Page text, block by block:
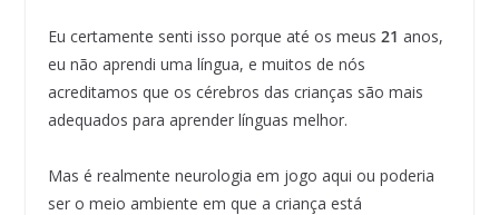
Eu certamente senti isso porque até os meus 21 anos,
eu não aprendi uma língua, e muitos de nós
acreditamos que os cérebros das crianças são mais
adequados para aprender línguas melhor.
Mas é realmente neurologia em jogo aqui ou poderia
ser o meio ambiente em que a criança está